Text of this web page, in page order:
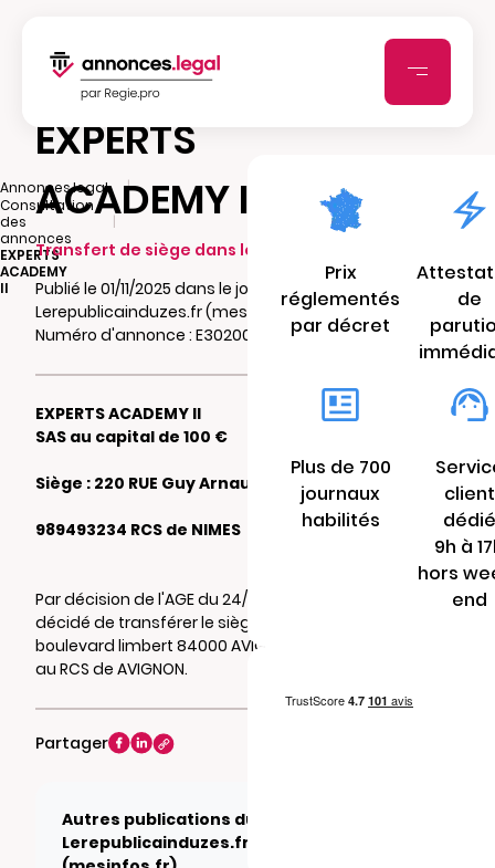
Annonces.legal
|
Consultation
des
annonces
|
EXPERTS
ACADEMY
II
EXPERTS
ACADEMY II
Transfert de siège dans le même ressort
Publié le 01/11/2025 dans le journal
Lerepublicainduzes.fr (mesinfos.fr)
Numéro d'annonce : E302005110vpt
EXPERTS ACADEMY II
SAS au capital de 100 €
Siège : 220 RUE Guy Arnaud 30900 NIMES
989493234 RCS de NIMES
Par décision de l'AGE du 24/10/2025, il a été
décidé de transférer le siège social au 40
boulevard limbert 84000 AVIGNON. Mention
au RCS de AVIGNON.
Partager
Autres publications du journal
Lerepublicainduzes.fr
Prix
réglementés
par décret
de
Plus de 700
journaux
habilités
client
dédié
9h à
hors
end